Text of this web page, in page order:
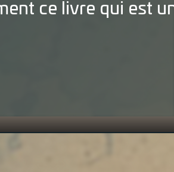
ce livre qui est